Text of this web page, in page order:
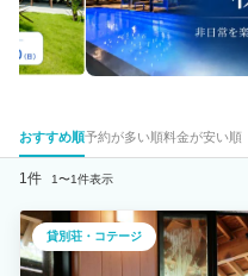
おすすめ順予約が多い順料金が安い順
1件 1〜1件表示
貸別荘・コテージ